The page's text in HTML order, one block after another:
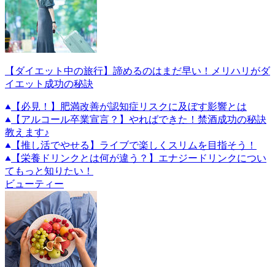
【ダイエット中の旅行】諦めるのはまだ早い！メリハリがダ
イエット成功の秘訣
【必見！】肥満改善が認知症リスクに及ぼす影響とは
【アルコール卒業宣言？】やればできた！禁酒成功の秘訣
教えます♪
【推し活でやせる】ライブで楽しくスリムを目指そう！
【栄養ドリンクとは何が違う？】エナジードリンクについ
てもっと知りたい！
ビューティー